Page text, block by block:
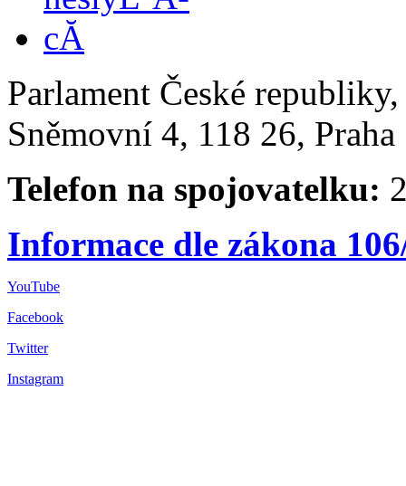
Parlament České
Sněmovní 4, 118 26,
Telefon na spojovatelku:
Informace dle zákona
YouTube
Facebook
Twitter
Instagram